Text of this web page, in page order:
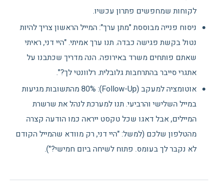
לקוחות שמחפשים פתרון עכשיו.
ניסוח פנייה מבוססת "מתן ערך": המייל הראשון צריך להיות
נטול בקשת פגישה כבדה. תנו ערך אמיתי. "היי דני, ראיתי
שאתם פותחים משרד באירופה. הנה מדריך שכתבנו על
אתגרי סייבר בהתרחבות גלובלית. רלוונטי לך?".
אוטומציה למעקב (Follow-Up): 80% מהתשובות מגיעות
במייל השלישי והרביעי. תנו למערכת לנהל את שרשרת
המיילים, אבל דאגו שכל טקסט ייראה כמו הודעה קצרה
מהטלפון שלכם (למשל: "היי דני, רק מוודא שהמייל הקודם
לא נקבר לך בעומס. פתוח לשיחה ביום חמישי?").